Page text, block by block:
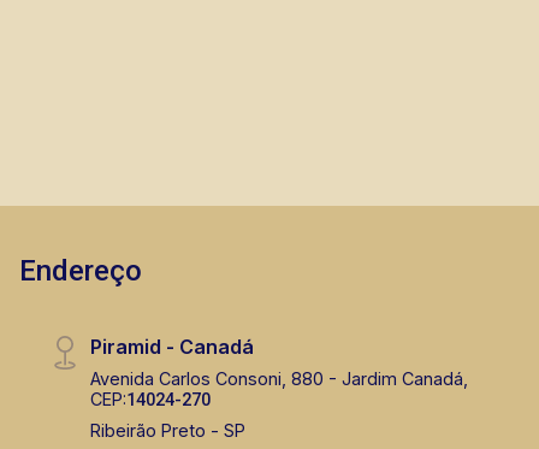
Endereço
Piramid - Canadá
Avenida Carlos Consoni, 880 - Jardim Canadá,
CEP:14024-270
Ribeirão Preto - SP